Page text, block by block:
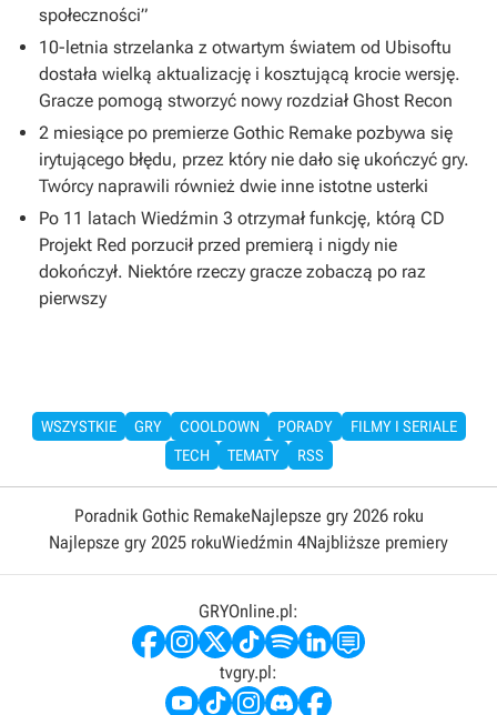
społeczności”
10-letnia strzelanka z otwartym światem od Ubisoftu
dostała wielką aktualizację i kosztującą krocie wersję.
Gracze pomogą stworzyć nowy rozdział Ghost Recon
2 miesiące po premierze Gothic Remake pozbywa się
irytującego błędu, przez który nie dało się ukończyć gry.
Twórcy naprawili również dwie inne istotne usterki
Po 11 latach Wiedźmin 3 otrzymał funkcję, którą CD
Projekt Red porzucił przed premierą i nigdy nie
dokończył. Niektóre rzeczy gracze zobaczą po raz
pierwszy
WSZYSTKIE GRY COOLDOWN PORADY
FILMY I SERIALE
TECH
TEMATY RSS
Poradnik Gothic RemakeNajlepsze gry 2026 roku
Najlepsze gry 2025 rokuWiedźmin 4Najbliższe premiery
GRYOnline.pl:
tvgry.pl: